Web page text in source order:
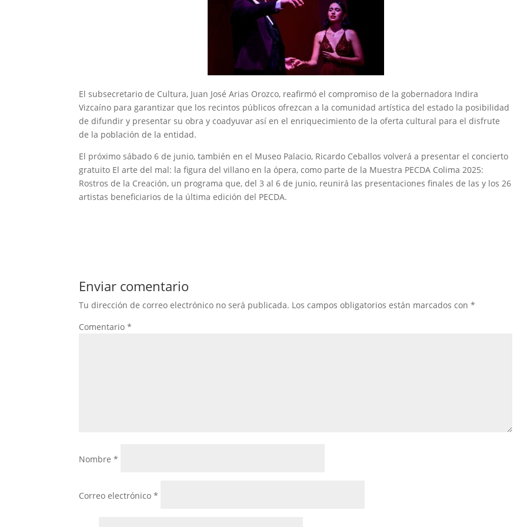
El subsecretario de Cultura, Juan José Arias Orozco, reafirmó el compromiso de la gobernadora Indira
Vizcaíno para garantizar que los recintos públicos ofrezcan a la comunidad artística del estado la posibilidad
de difundir y presentar su obra y coadyuvar así en el enriquecimiento de la oferta cultural para el disfrute
de la población de la entidad.
El próximo sábado 6 de junio, también en el Museo Palacio, Ricardo Ceballos volverá a presentar el concierto
gratuito El arte del mal: la figura del villano en la ópera, como parte de la Muestra PECDA Colima 2025:
Rostros de la Creación, un programa que, del 3 al 6 de junio, reunirá las presentaciones finales de las y los 26
artistas beneficiarios de la última edición del PECDA.
Enviar comentario
Tu dirección de correo electrónico no será publicada. Los campos obligatorios están marcados con*
Comentario*
Nombre*
Correo electrónico*